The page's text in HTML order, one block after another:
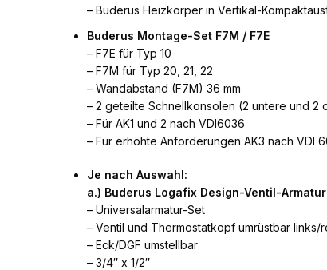
– Buderus Heizkörper in Vertikal-
Buderus Montage-Set F7M / F7E
– F7E für Typ 10
– F7M für Typ 20, 21, 22
– Wandabstand (F7M) 36 mm
– 2 geteilte Schnellkonsolen (2 untere und
– Für AK1 und 2 nach VDI6036
– Für erhöhte Anforderungen AK3 nach VDI
Je nach Auswahl:
a.) Buderus Logafix Design-Ventil-
– Universalarmatur-Set
– Ventil und Thermostatkopf umrüstbar links/
– Eck/DGF umstellbar
– 3/4″ x 1/2″